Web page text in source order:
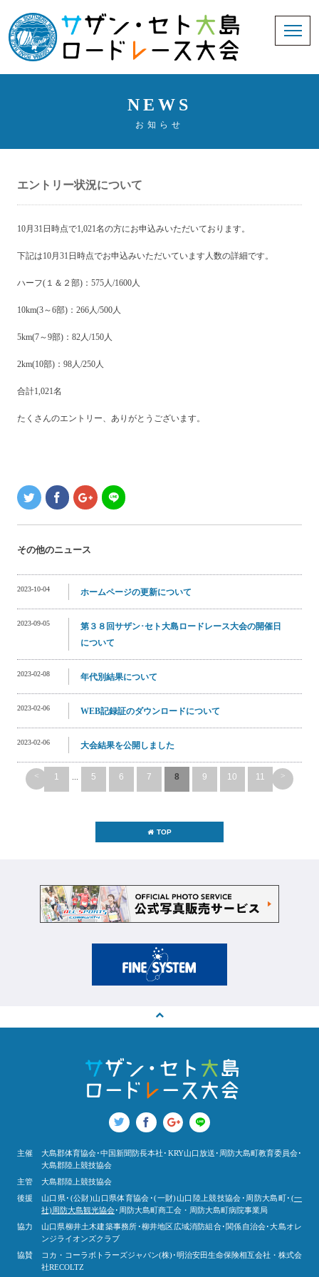
NEWS
お知らせ
エントリー状況について
10月31日時点で1,021名の方にお申込みいただいております。
下記は10月31日時点でお申込みいただいています人数の詳細です。
ハーフ(１＆２部)：575人/1600人
10km(3～6部)：266人/500人
5km(7～9部)：82人/150人
2km(10部)：98人/250人
合計1,021名
たくさんのエントリー、ありがとうございます。
その他のニュース
2023-10-04 ホームページの更新について
2023-09-05
第３８回サザン･セト大島ロードレース大会の開催日
について
2023-02-08 年代別結果について
2023-02-06 WEB記録証のダウンロードについて
2023-02-06 大会結果を公開しました
< 1 ... 5 6 7 8 9 10 11 >
TOP
主催
大島郡体育協会･中国新聞防長本社･KRY山口放送･周防大島町教育委員会･
大島郡陸上競技協会
主管
大島郡陸上競技協会
後援
山口県･(公財)山口県体育協会･(一財)山口陸上競技協会･周防大島町･ (一
社)周防大島観光協会･周防大島町商工会・周防大島町病院事業局
協力
山口県柳井土木建築事務所･柳井地区広域消防組合･関係自治会･大島オレ
ンジライオンズクラブ
協賛
コカ・コーラボトラーズジャパン(株)･明治安田生命保険相互会社・株式会
社RECOLTZ